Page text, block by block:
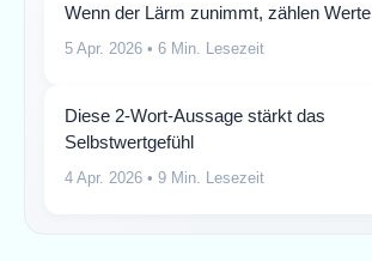
Wenn der Lärm zunimmt, zählen Werte
5 Apr. 2026 • 6 Min. Lesezeit
Diese 2-Wort-Aussage stärkt das
Selbstwertgefühl
4 Apr. 2026 • 9 Min. Lesezeit